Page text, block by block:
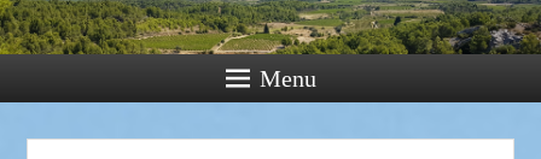
Menu